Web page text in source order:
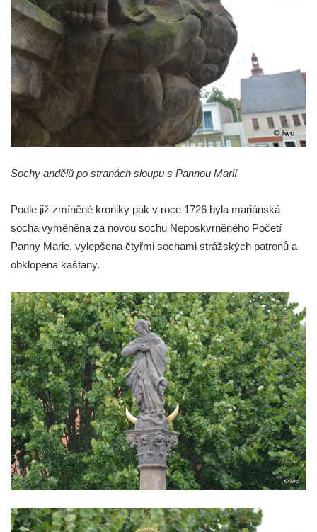
Petrovic
Sloup Panny Marie v Osečné
Sloup svatého Antonína Paduánského v
Sloup Panny Marie ve Zdislavě
(Schönbach)
Boží muka v Hejnicích
Sloup Panny Marie v Hejnicích
Sloup (pilíř) svatého Jana Nepomuckého
na náměstí Svobody v Plané
Sloup svatého Jana Nepomuckého v Plané
Sloup se sochou Bolestného Krista (Ecce
Homo) v Krompachu
Sloup Panny Marie Bolestné v Chodové
Plané
Sloup Panny Marie s Ježíškem v Údlicích
Sloup Nejsvětější Trojice v Údlicích
Sloup se sochou svatého Josefa s
Ježíškem v Údlicích
Sloup Panny Marie v Chodově
Sloup Panny Marie v Hořicích
Sloup Nejsvětější Trojice ve Vejprtech
Sloup Panny Marie v Bečově nad Teplou
Sochy andělů po stranách sloupu s Pannou Marií
Podle již zmíněné kroniky pak v roce 1726 byla mariánská
socha vyměněna za novou sochu Neposkvrněného Početí
Panny Marie, vylepšena čtyřmi sochami strážských patronů a
obklopena kaštany.